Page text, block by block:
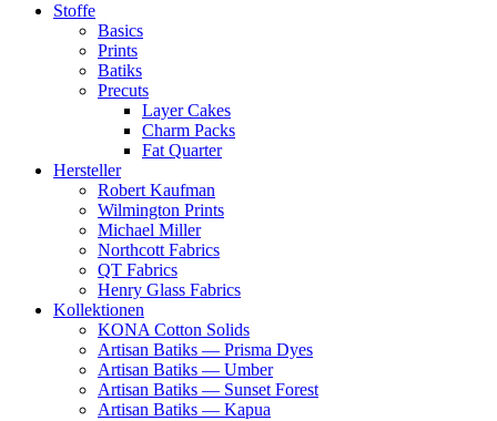
Stoffe
Basics
Prints
Batiks
Precuts
Layer Cakes
Charm Packs
Fat Quarter
Hersteller
Robert Kaufman
Wilmington Prints
Michael Miller
Northcott Fabrics
QT Fabrics
Henry Glass Fabrics
Kollektionen
KONA Cotton Solids
Artisan Batiks — Prisma Dyes
Artisan Batiks — Umber
Artisan Batiks — Sunset Forest
Artisan Batiks — Kapua